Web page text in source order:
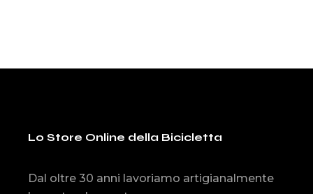
Lo Store Online della Bicicletta
Dal oltre 30 anni lavoriamo artigianalmente